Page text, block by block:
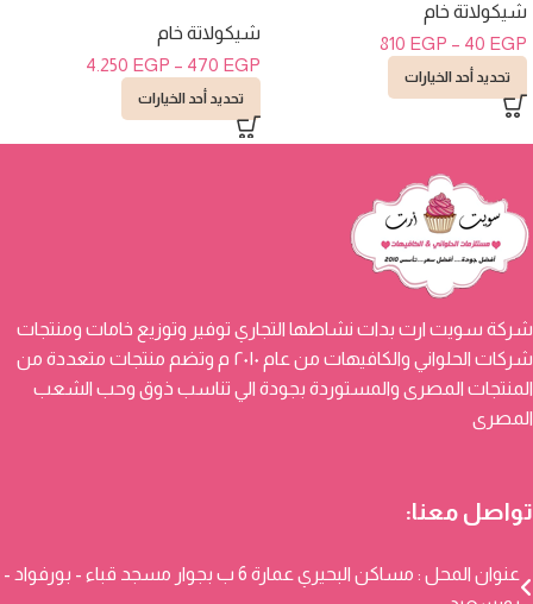
شيكولاتة خام
40 EGP
–
810 EGP
تحديد أحد الخيارات
شيكولاتة خام
470 EGP
–
4.250 EGP
تحديد أحد الخيارات
شركة سويت ارت بدات نشاطها التجاري توفير وتوزيع خامات ومنتجات
شركات الحلواني والكافيهات من عام ٢٠١٠ م وتضم منتجات متعددة من
المنتجات المصرى والمستوردة بجودة الي تناسب ذوق وحب الشعب
المصرى
تواصل معنا:
عنوان المحل : مساكن البحيري عمارة 6 ب بجوار مسجد قباء - بورفواد -